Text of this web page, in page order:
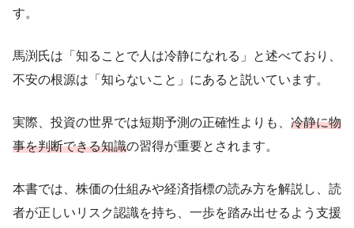
す。
馬渕氏は「知ることで人は冷静になれる」と述べており、
不安の根源は「知らないこと」にあると説いています。
実際、投資の世界では短期予測の正確性よりも、 冷静に物
事を判断できる知識の習得が重要とされます。
本書では、株価の仕組みや経済指標の読み方を解説し、読
者が正しいリスク認識を持ち、一歩を踏み出せるよう支援